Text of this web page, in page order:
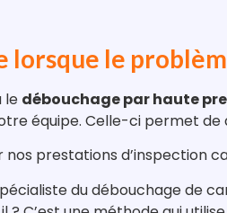
lorsque le
le débouchage par haute
équipe. Celle-ci permet
nos prestations d’inspection
du débouchage de